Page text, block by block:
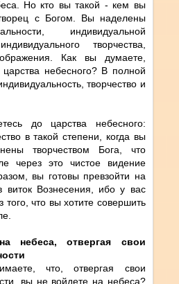
Но кто вы такой - кем вы
с Богом. Вы наделены
индивидуальной
творчества,
Как вы думаете,
небесного? В полной
творчество и
до царства небесного:
в такой степени, когда вы
творчеством Бога, что
через это чистое видение
вы готовы превзойти на
Вознесения, ибо у вас
того, что вы хотите совершить
небеса, отвергая свои
что, отвергая свои
вы не войдете на небеса?